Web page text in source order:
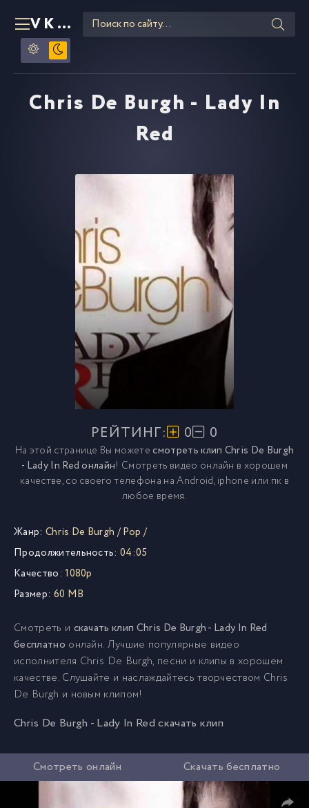
VKLIPE RU
Chris De Burgh - Lady In
Red
РЕЙТИНГ: 0 0
На этой странице Вы можетесмотреть клип Chris De Burgh
- Lady In Red онлайн! Смотреть видео онлайн в хорошем
качестве, со своего телефона на Android, iphone или пк в
любое время.
Жанр: Chris De Burgh /Pop /
Продолжительность: 04:05
Качество: 1080p
Размер: 60 MB
Смотреть и скачать клип Chris De Burgh - Lady In Red
бесплатно онлайн. Лучшие популярные видео
исполнителя Chris De Burgh, песни и клипы в хорошем
качестве. Слушайте и наслаждайтесь творчеством Chris
De Burgh и новым клипом!
Chris De Burgh - Lady In Red скачать клип
Смотреть онлайн Скачать бесплатно